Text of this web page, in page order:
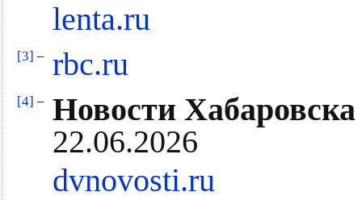
lenta.ru
[3] – rbc.ru
[4] – Новости Хабаровска
22.06.2026
dvnovosti.ru